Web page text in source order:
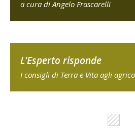
a cura di Angelo Frascarelli
L'Esperto risponde
I consigli di Terra e Vita agli